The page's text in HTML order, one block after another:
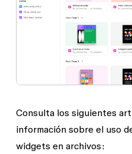
Consulta los siguientes
información sobre el uso
widgets en archivos: